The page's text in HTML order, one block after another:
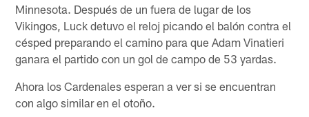
Minnesota. Después de un fuera de lugar de los
Vikingos, Luck detuvo el reloj picando el balón contra el
césped preparando el camino para que Adam Vinatieri
ganara el partido con un gol de campo de 53 yardas.
Ahora los Cardenales esperan a ver si se encuentran
con algo similar en el otoño.